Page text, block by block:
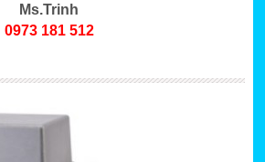
Ms.Trinh
0973 181 512